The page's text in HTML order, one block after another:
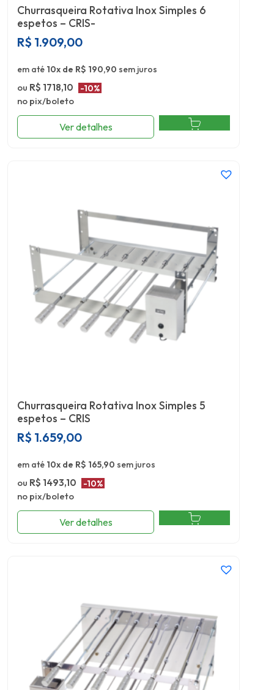
Churrasqueira Rotativa Inox Simples 6
espetos – CRIS-
R$ 1.909,00
em até 10x de R$ 190,90 sem juros
ou R$ 1718,10 -10%
no pix/boleto
Ver detalhes
Churrasqueira Rotativa Inox Simples 5
espetos – CRIS
R$ 1.659,00
em até 10x de R$ 165,90 sem juros
ou R$ 1493,10 -10%
no pix/boleto
Ver detalhes